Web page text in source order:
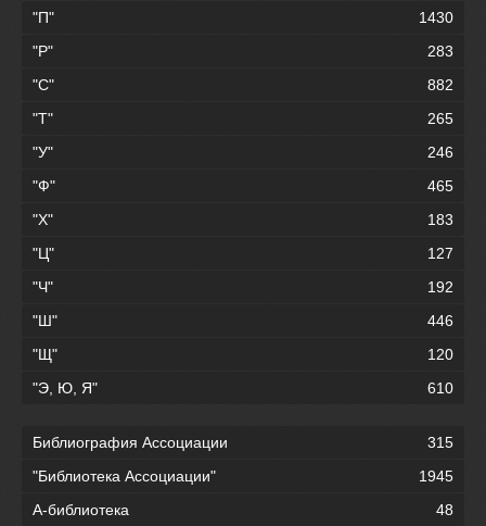
"П"
1430
"Р"
283
"С"
882
"Т"
265
"У"
246
"Ф"
465
"Х"
183
"Ц"
127
"Ч"
192
"Ш"
446
"Щ"
120
"Э, Ю, Я"
610
Библиография Ассоциации
315
"Библиотека Ассоциации"
1945
А-библиотека
48